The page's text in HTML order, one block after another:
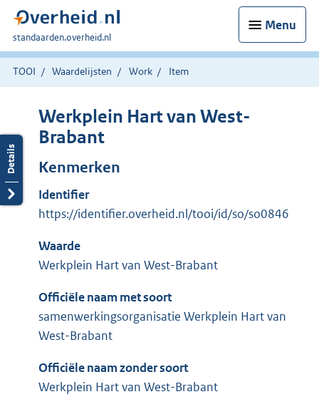
Menu
U
bent
hier:
standaarden.overheid.nl
TOOI Waardelijsten Work Item
Werkplein Hart van West-
Brabant
Kenmerken
Identifier
https://identifier.overheid.nl/tooi/id/so/so0846
Waarde
Werkplein Hart van West-Brabant
Officiële naam met soort
samenwerkingsorganisatie Werkplein Hart van
West-Brabant
Officiële naam zonder soort
Werkplein Hart van West-Brabant